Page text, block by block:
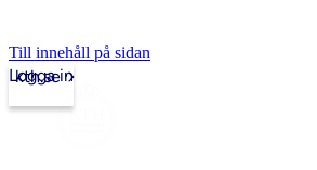
Till innehåll på sidan
kth.se
Logga in